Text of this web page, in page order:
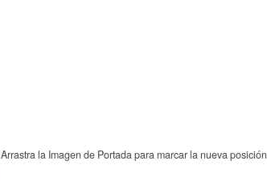
Arrastra la Imagen de Portada para marcar la nueva posición